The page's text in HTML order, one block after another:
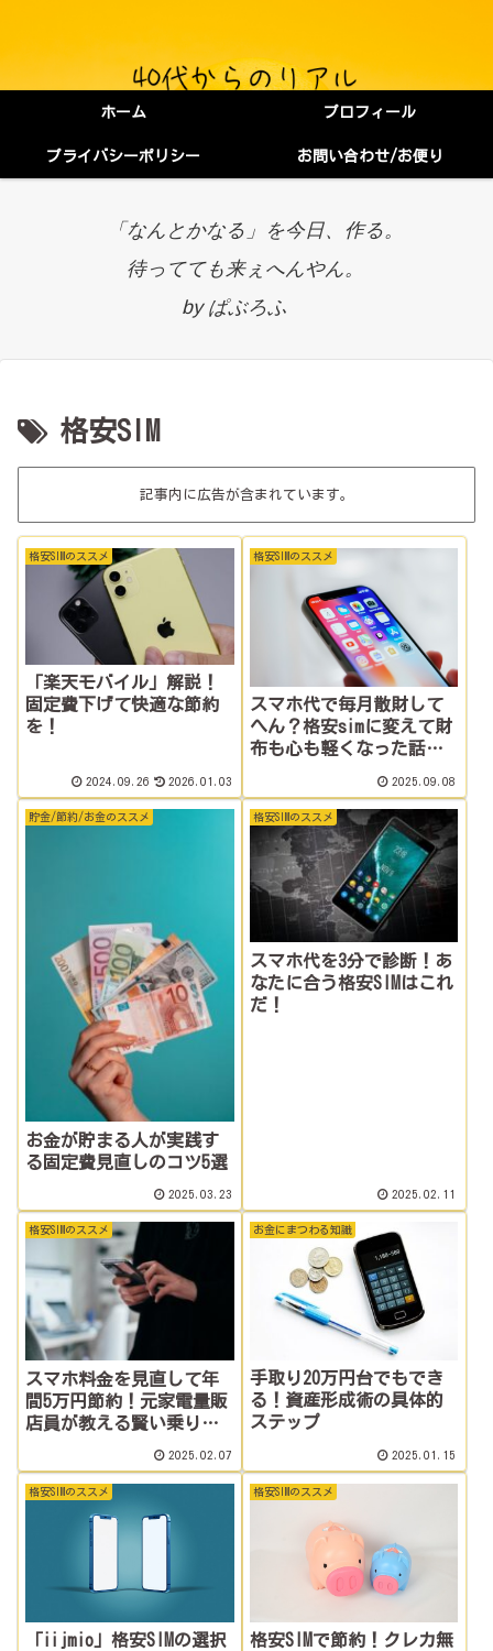
ホーム プロフィール
プライバシーポリシー お問い合わせ/お便り
「なんとかなる」を今日、作る。
待ってても来ぇへんやん。
by ぱぶろふ
格安SIM
記事内に広告が含まれています。
格安SIMのススメ
「楽天モバイル」解説！
固定費下げて快適な節約
を！
2024.09.26 2026.01.03
格安SIMのススメ
スマホ代で毎月散財して
へん？格安simに変えて財
布も心も軽くなった話、
2025.09.08
貯金/節約/お金のススメ
お金が貯まる人が実践す
る固定費見直しのコツ5選
2025.03.23
格安SIMのススメ
スマホ代を3分で診断！あ
なたに合う格安SIMはこれ
だ！
2025.02.11
格安SIMのススメ
スマホ料金を見直して年
間5万円節約！元家電量販
店員が教える賢い乗り換
2025.02.07
お金にまつわる知識
手取り20万円台でもでき
る！資産形成術の具体的
ステップ
2025.01.15
格安SIMのススメ
「iijmio」格安SIMの選択
格安SIMのススメ
格安SIMで節約！クレカ無